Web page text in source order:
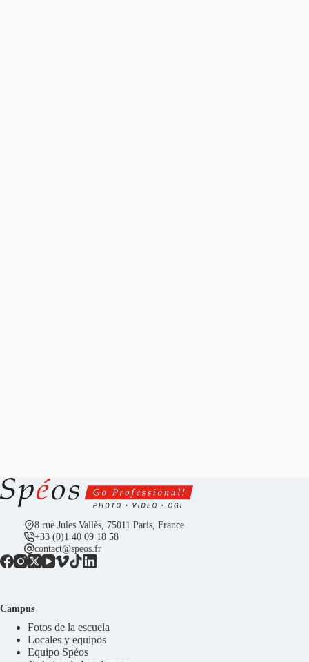
8 rue Jules Vallès, 75011 Paris, France
+33 (0)1 40 09 18 58
contact@speos.fr
Campus
Fotos de la escuela
Locales y equipos
Equipo Spéos